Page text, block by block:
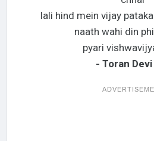
lali hind mein vijay
naath wahi din
pyari
- Toran